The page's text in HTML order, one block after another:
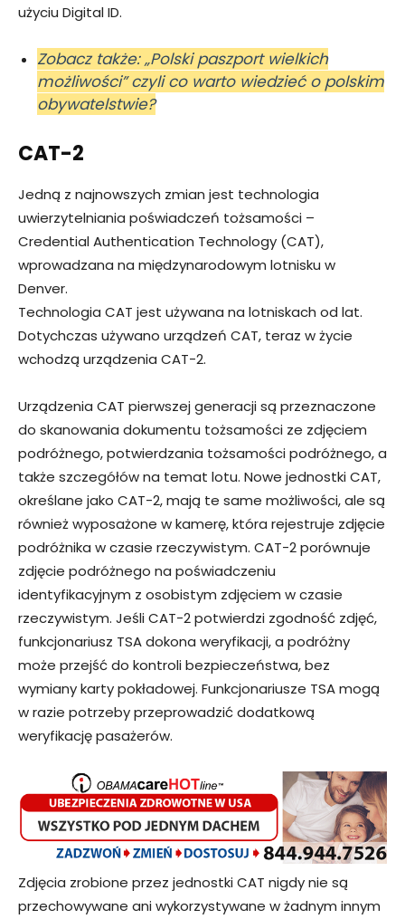
użyciu Digital ID.
Zobacz także: „Polski paszport wielkich
możliwości” czyli co warto wiedzieć o polskim
obywatelstwie?
CAT-2
Jedną z najnowszych zmian jest technologia
uwierzytelniania poświadczeń tożsamości –
Credential Authentication Technology (CAT),
wprowadzana na międzynarodowym lotnisku w
Denver.
Technologia CAT jest używana na lotniskach od lat.
Dotychczas używano urządzeń CAT, teraz w życie
wchodzą urządzenia CAT-2.
Urządzenia CAT pierwszej generacji są przeznaczone
do skanowania dokumentu tożsamości ze zdjęciem
podróżnego, potwierdzania tożsamości podróżnego, a
także szczegółów na temat lotu. Nowe jednostki CAT,
określane jako CAT-2, mają te same możliwości, ale są
również wyposażone w kamerę, która rejestruje zdjęcie
podróżnika w czasie rzeczywistym. CAT-2 porównuje
zdjęcie podróżnego na poświadczeniu
identyfikacyjnym z osobistym zdjęciem w czasie
rzeczywistym. Jeśli CAT-2 potwierdzi zgodność zdjęć,
funkcjonariusz TSA dokona weryfikacji, a podróżny
może przejść do kontroli bezpieczeństwa, bez
wymiany karty pokładowej. Funkcjonariusze TSA mogą
w razie potrzeby przeprowadzić dodatkową
weryfikację pasażerów.
Zdjęcia zrobione przez jednostki CAT nigdy nie są
przechowywane ani wykorzystywane w żadnym innym